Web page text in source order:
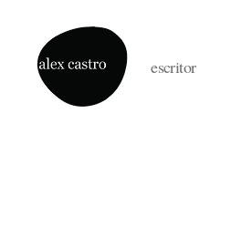
escritor